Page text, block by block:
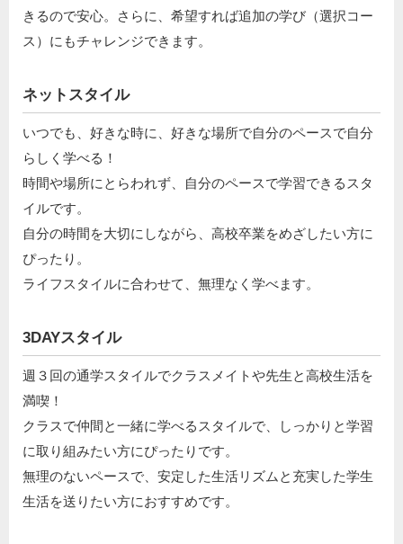
きるので安心。さらに、希望すれば追加の学び（選択コー
ス）にもチャレンジできます。
ネットスタイル
いつでも、好きな時に、好きな場所で自分のペースで自分
らしく学べる！
時間や場所にとらわれず、自分のペースで学習できるスタ
イルです。
自分の時間を大切にしながら、高校卒業をめざしたい方に
ぴったり。
ライフスタイルに合わせて、無理なく学べます。
3DAYスタイル
週３回の通学スタイルでクラスメイトや先生と高校生活を
満喫！
クラスで仲間と一緒に学べるスタイルで、しっかりと学習
に取り組みたい方にぴったりです。
無理のないペースで、安定した生活リズムと充実した学生
生活を送りたい方におすすめです。